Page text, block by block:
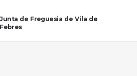
Junta de Freguesia de Vila de
Febres